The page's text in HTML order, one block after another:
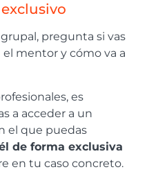
pregunta si vas
mentor y cómo va a
es
a acceder a un
el que puedas
de forma exclusiva
en tu caso concreto.